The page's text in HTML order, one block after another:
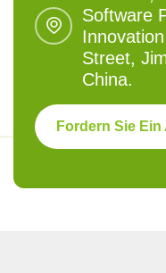
Software
Street,
China.
Fordern Sie